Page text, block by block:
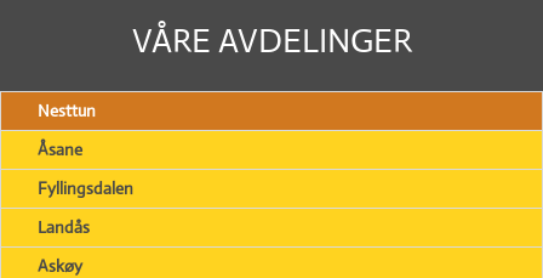
VÅRE AVDELINGER
Nesttun
Åsane
Fyllingsdalen
Landås
Askøy